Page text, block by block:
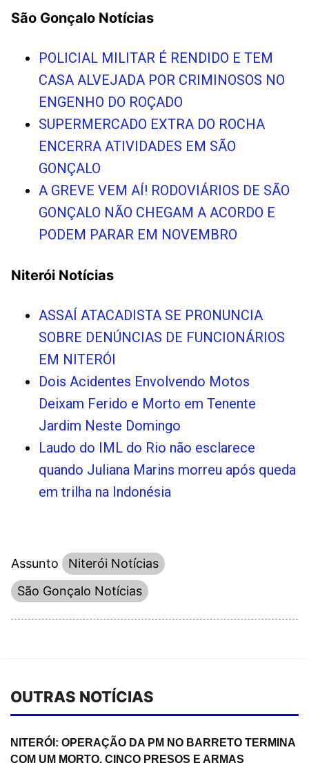
São Gonçalo Notícias
POLICIAL MILITAR É RENDIDO E TEM
CASA ALVEJADA POR CRIMINOSOS NO
ENGENHO DO ROÇADO
SUPERMERCADO EXTRA DO ROCHA
ENCERRA ATIVIDADES EM SÃO
GONÇALO
A GREVE VEM AÍ! RODOVIÁRIOS DE SÃO
GONÇALO NÃO CHEGAM A ACORDO E
PODEM PARAR EM NOVEMBRO
Niterói Notícias
ASSAÍ ATACADISTA SE PRONUNCIA
SOBRE DENÚNCIAS DE FUNCIONÁRIOS
EM NITERÓI
Dois Acidentes Envolvendo Motos
Deixam Ferido e Morto em Tenente
Jardim Neste Domingo
Laudo do IML do Rio não esclarece
quando Juliana Marins morreu após queda
em trilha na Indonésia
Assunto
Niterói Notícias
São Gonçalo Notícias
OUTRAS NOTÍCIAS
NITERÓI: OPERAÇÃO DA PM NO BARRETO TERMINA
COM UM MORTO, CINCO PRESOS E ARMAS